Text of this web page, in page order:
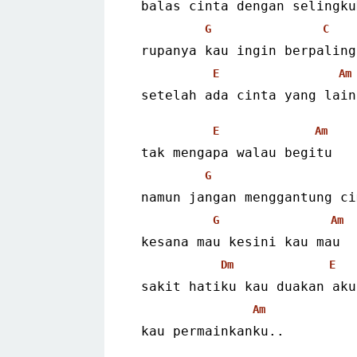
balas cinta dengan
G C
rupanya kau ingin berpaling
E Am
setelah ada cinta yang
E Am
tak mengapa walau begitu
G
namun jangan menggantung
G Am
kesana mau kesini kau mau
Dm E
sakit hatiku kau duakan
Am
kau permainkanku..